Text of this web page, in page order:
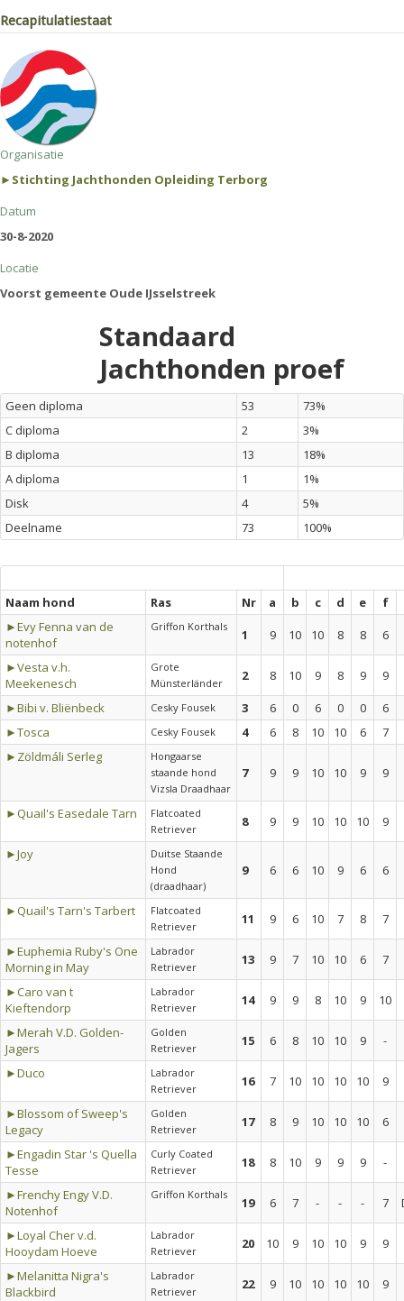
Recapitulatiestaat
Organisatie
►Stichting Jachthonden Opleiding Terborg
Datum
30-8-2020
Locatie
Voorst gemeente Oude IJsselstreek
Standaard
Jachthonden proef
Geen diploma 53
73%
C diploma
2
3%
B diploma
13
18%
A diploma
1
1%
Disk
4
5%
Deelname
73 100%
Naam hond Ras Nr a b c d e
f
►Evy Fenna van de
notenhof
Griffon Korthals
1 9 10 10 8 8
6
►Vesta v.h.
Meekenesch
Grote
Münsterländer
2 8 10 9 8 9
9
►Bibi v. Bliënbeck
Cesky Fousek 3 6 0 6 0 0
6
►Tosca
Cesky Fousek 4 6 8 10 10 6
7
►Zöldmáli Serleg
Hongaarse
staande hond
Vizsla Draadhaar
7 9 9 10 10 9 9
►Quail's Easedale Tarn
Flatcoated
Retriever
8 9 9 10 10 10
9
►Joy
Duitse Staande
Hond
(draadhaar)
9 6 6 10 9 6 6
►Quail's Tarn's Tarbert
Flatcoated
Retriever
11 9 6 10 7 8
7
►Euphemia Ruby's One
Morning in May
Labrador
Retriever
13 9 7 10 10 6
7
►Caro van t
Kieftendorp
Labrador
Retriever
14 9 9 8 10 9
10
►Merah V.D. Golden-
Jagers
Golden
Retriever
15 6 8 10 10 9
-
►Duco
Labrador
Retriever
16 7 10 10 10 10
9
►Blossom of Sweep's
Legacy
Golden
Retriever
17 8 9 10 10 10
6
►Engadin Star 's Quella
Tesse
Curly Coated
Retriever
18 8 10 9 9 9
-
►Frenchy Engy V.D.
Notenhof
Griffon Korthals
19 6 7 - - - 7
►Loyal Cher v.d.
Hooydam Hoeve
Labrador
Retriever
20 10 9 10 10 9
9
►Melanitta Nigra's
Blackbird
Labrador
Retriever
22 9 10 10 10 10
9